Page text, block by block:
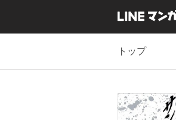
トップ